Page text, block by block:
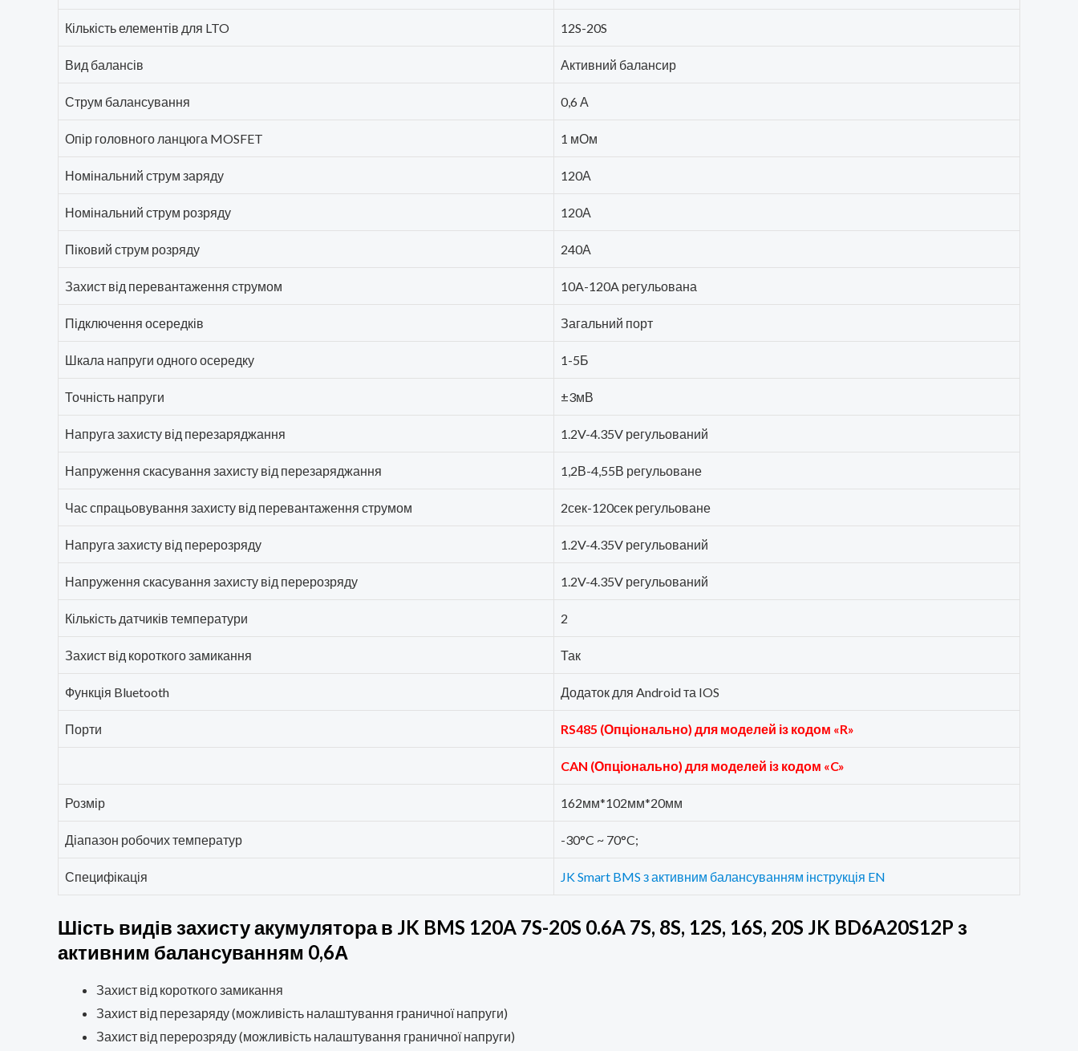
Кількість елементів для LTO 12S-20S
Вид балансів Активний балансир
Струм балансування 0,6 А
Опір головного ланцюга MOSFET 1 мОм
Номінальний струм заряду 120А
Номінальний струм розряду 120А
Піковий струм розряду 240А
Захист від перевантаження струмом 10A-120A регульована
Підключення осередків Загальний порт
Шкала напруги одного осередку 1-5Б
Точність напруги ±3мВ
Напруга захисту від перезаряджання 1.2V-4.35V регульований
Напруження скасування захисту від перезаряджання 1,2В-4,55В регульоване
Час спрацьовування захисту від перевантаження струмом 2сек-120сек регульоване
Напруга захисту від перерозряду 1.2V-4.35V регульований
Напруження скасування захисту від перерозряду 1.2V-4.35V регульований
Кількість датчиків температури 2
Захист від короткого замикання Так
Функція Bluetooth Додаток для Android та IOS
Порти RS485 (Опціонально) для моделей із кодом «R»
CAN (Опціонально) для моделей із кодом «C»
Розмір 162мм*102мм*20мм
Діапазон робочих температур -30°C ~ 70°C;
Специфікація JK Smart BMS з активним балансуванням інструкція EN
Шість видів захисту акумулятора в JK BMS 120A 7S-20S 0.6A 7S, 8S, 12S, 16S, 20S JK BD6A20S12P з
активним балансуванням 0,6А
Захист від короткого замикання
Захист від перезаряду (можливість налаштування граничної напруги)
Захист від перерозряду (можливість налаштування граничної напруги)